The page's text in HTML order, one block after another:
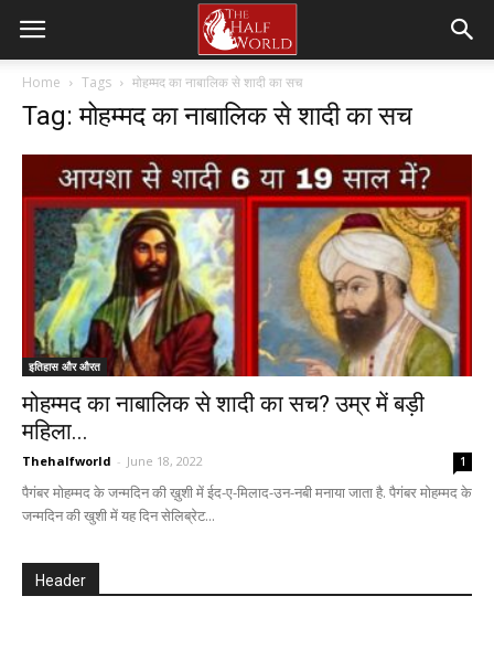
Home Tags मोहम्मद का नाबालिक से शादी का सच
Tag: मोहम्मद का नाबालिक से शादी का सच
इतिहास और औरत
मोहम्मद का नाबालिक से शादी का सच? उम्र में बड़ी
महिला...
Thehalfworld - June 18, 2022 1
पैगंबर मोहम्मद के जन्मदिन की ख़ुशी में ईद-ए-मिलाद-उन-नबी मनाया जाता है. पैगंबर मोहम्मद के
जन्मदिन की खुशी में यह दिन सेलिब्रेट...
Header